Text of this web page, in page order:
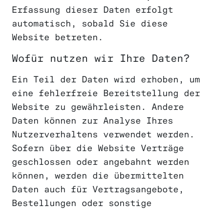
Erfassung dieser Daten erfolgt
automatisch, sobald Sie diese
Website betreten.
Wofür nutzen wir Ihre Daten?
Ein Teil der Daten wird erhoben, um
eine fehlerfreie Bereitstellung der
Website zu gewährleisten. Andere
Daten können zur Analyse Ihres
Nutzerverhaltens verwendet werden.
Sofern über die Website Verträge
geschlossen oder angebahnt werden
können, werden die übermittelten
Daten auch für Vertragsangebote,
Bestellungen oder sonstige